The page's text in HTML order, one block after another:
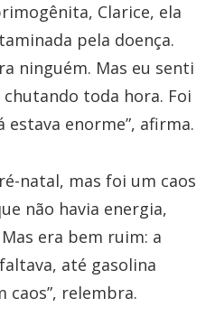
Clarice, ela
pela doença.
ninguém. Mas eu senti
toda hora. Foi
enorme”, afirma.
natal, mas foi um caos
não havia energia,
era bem ruim: a
até gasolina
caos”, relembra.